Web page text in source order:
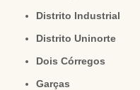
Distrito Industrial
Distrito Uninorte
Dois Córregos
Garças